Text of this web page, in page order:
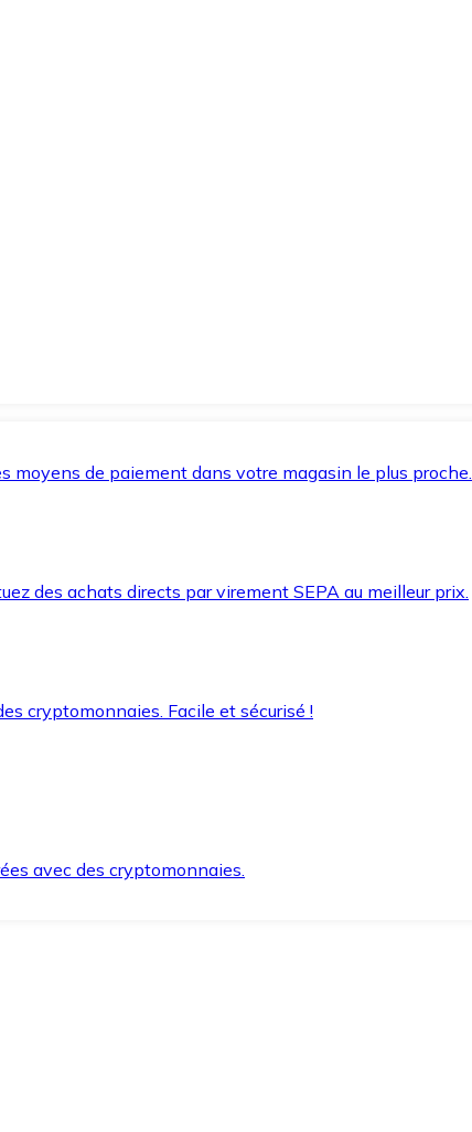
de paiement dans votre magasin le plus proche.
des achats directs par virement SEPA au meilleur prix.
cryptomonnaies. Facile et sécurisé !
avec des cryptomonnaies.
et en toute sécurité.
lorsque vous en avez besoin.